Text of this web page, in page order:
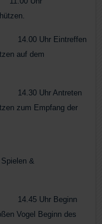
Eintreffen
auf dem
Antreten
zum Empfang der
&
Beginn
Vogel Beginn des